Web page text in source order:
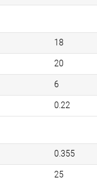
18
20
6
0.22
0.355
25